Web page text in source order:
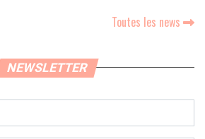
Toutes les news
NEWSLETTER